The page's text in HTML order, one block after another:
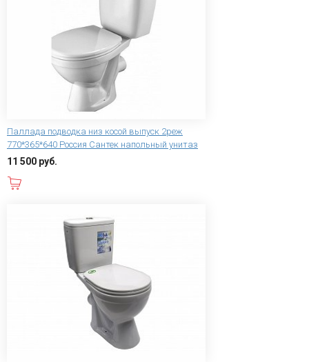
Паллада подводка низ косой выпуск 2реж
770*365*640 Россия Сантек напольный унитаз
11 500 руб.